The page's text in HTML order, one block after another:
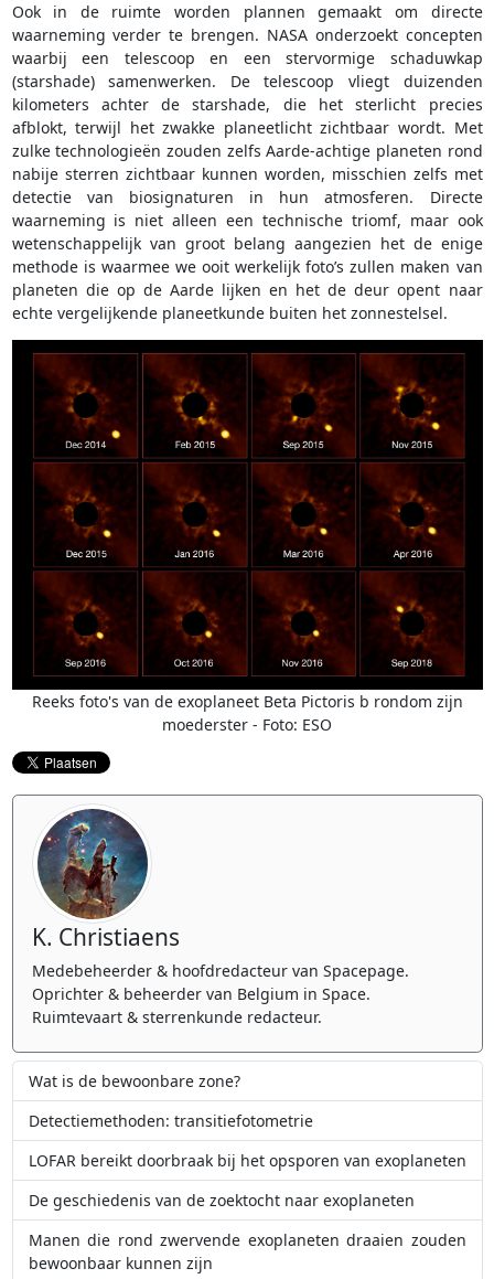
Ook in de ruimte worden plannen gemaakt om directe
waarneming verder te brengen. NASA onderzoekt concepten
waarbij een telescoop en een stervormige schaduwkap
(starshade) samenwerken. De telescoop vliegt duizenden
kilometers achter de starshade, die het sterlicht precies
afblokt, terwijl het zwakke planeetlicht zichtbaar wordt. Met
zulke technologieën zouden zelfs Aarde-achtige planeten rond
nabije sterren zichtbaar kunnen worden, misschien zelfs met
detectie van biosignaturen in hun atmosferen. Directe
waarneming is niet alleen een technische triomf, maar ook
wetenschappelijk van groot belang aangezien het de enige
methode is waarmee we ooit werkelijk foto’s zullen maken van
planeten die op de Aarde lijken en het de deur opent naar
echte vergelijkende planeetkunde buiten het zonnestelsel.
Reeks foto's van de exoplaneet Beta Pictoris b rondom zijn
moederster - Foto: ESO
K. Christiaens
Medebeheerder & hoofdredacteur van Spacepage.
Oprichter & beheerder van Belgium in Space.
Ruimtevaart & sterrenkunde redacteur.
Wat is de bewoonbare zone?
Detectiemethoden: transitiefotometrie
LOFAR bereikt doorbraak bij het opsporen van exoplaneten
De geschiedenis van de zoektocht naar exoplaneten
Manen die rond zwervende exoplaneten draaien zouden
bewoonbaar kunnen zijn